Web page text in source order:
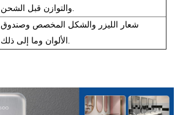
والتوازن قبل الشحن.
شعار الليزر والشكل المخصص وصندوق
الألوان وما إلى ذلك.